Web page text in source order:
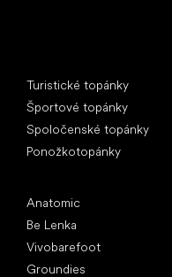
Turistické topánky
Športové topánky
Spoločenské topánky
Ponožkotopánky
Anatomic
Be Lenka
Vivobarefoot
Groundies